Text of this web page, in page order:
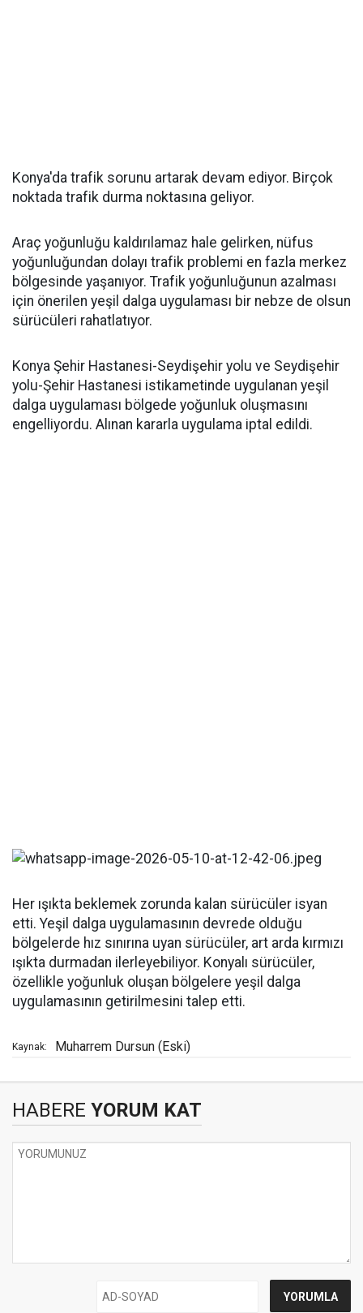
Konya'da trafik sorunu artarak devam ediyor. Birçok
noktada trafik durma noktasına geliyor.
Araç yoğunluğu kaldırılamaz hale gelirken, nüfus
yoğunluğundan dolayı trafik problemi en fazla merkez
bölgesinde yaşanıyor. Trafik yoğunluğunun azalması
için önerilen yeşil dalga uygulaması bir nebze de olsun
sürücüleri rahatlatıyor.
Konya Şehir Hastanesi-Seydişehir yolu ve Seydişehir
yolu-Şehir Hastanesi istikametinde uygulanan yeşil
dalga uygulaması bölgede yoğunluk oluşmasını
engelliyordu. Alınan kararla uygulama iptal edildi.
Her ışıkta beklemek zorunda kalan sürücüler isyan
etti. Yeşil dalga uygulamasının devrede olduğu
bölgelerde hız sınırına uyan sürücüler, art arda kırmızı
ışıkta durmadan ilerleyebiliyor. Konyalı sürücüler,
özellikle yoğunluk oluşan bölgelere yeşil dalga
uygulamasının getirilmesini talep etti.
Kaynak: Muharrem Dursun (Eski)
HABERE YORUM KAT